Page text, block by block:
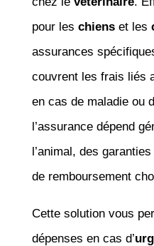
pour les chienset les
assurances
couvrent les frais liés
en cas de maladie ou
l’assurance dépend
l’animal, des
de remboursement
Cette solution vous
dépenses en cas d’